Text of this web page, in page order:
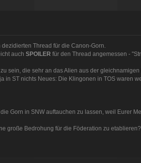
Thread für die Canon-Gorn.
auchSPOILER für den Thread angemessen -
sein, die sehr an das Alien aus der
in ST nichts Neues: Die Klingonen in TOS waren
Gorn in SNW auftauchen zu lassen, weil Eurer
große Bedrohung für die Föderation zu etablieren?